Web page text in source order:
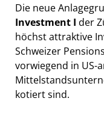
Die neue
Investment I der
höchst attraktive
Schweizer
vorwiegend in US-
kotiert sind.